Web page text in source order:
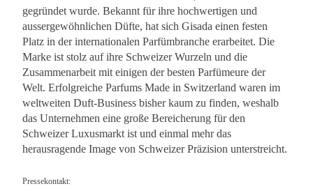
gegründet wurde. Bekannt für ihre hochwertigen und
aussergewöhnlichen Düfte, hat sich Gisada einen festen
Platz in der internationalen Parfümbranche erarbeitet. Die
Marke ist stolz auf ihre Schweizer Wurzeln und die
Zusammenarbeit mit einigen der besten Parfümeure der
Welt. Erfolgreiche Parfums Made in Switzerland waren im
weltweiten Duft-Business bisher kaum zu finden, weshalb
das Unternehmen eine große Bereicherung für den
Schweizer Luxusmarkt ist und einmal mehr das
herausragende Image von Schweizer Präzision unterstreicht.
Pressekontakt: